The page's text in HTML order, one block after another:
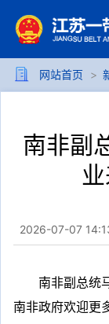
网站首页 >
南非副
2026-07-07
南非副总统
南非政府欢迎更